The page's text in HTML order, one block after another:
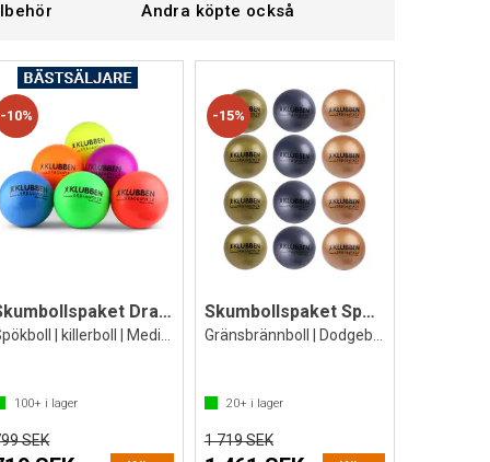
Andra köpte också
10%
Skumbollspaket Dragonskin 16cm (6st.)
100+ i lager
SEK
15%
Skumbollspaket Spökboll Dragonskin 16 cm
20+i lager
1 719 SEK